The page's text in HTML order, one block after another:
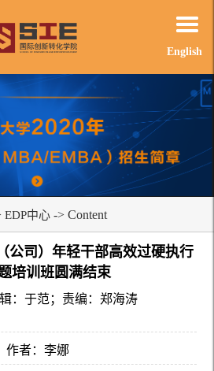
English
EDP中心 -> Content
公司）年轻干部高效过硬执行
培训班圆满结束
：于范；责编：郑海涛
作者：李娜